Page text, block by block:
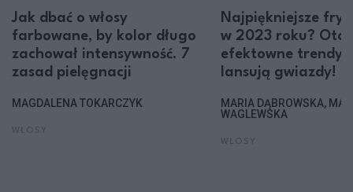
Jak dbać o włosy
farbowane, by kolor długo
zachował intensywność. 7
zasad pielęgnacji
MAGDALENA TOKARCZYK
Najpiękniejsze
w 2023 roku? Oto
efektowne trendy,
lansują gwiazdy!
MARIA DĄBROWSKA,
WAGLEWSKA